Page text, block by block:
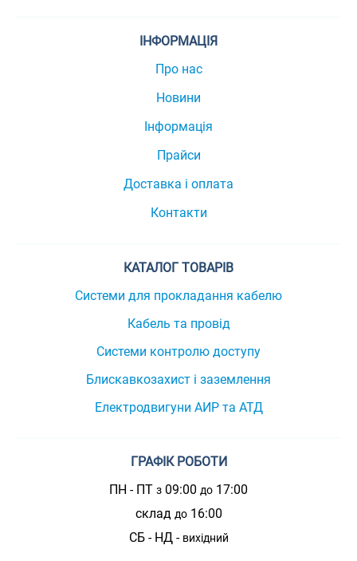
ІНФОРМАЦІЯ
Про нас
Новини
Інформація
Прайси
Доставка і оплата
Контакти
КАТАЛОГ ТОВАРІВ
Системи для прокладання кабелю
Кабель та провід
Системи контролю доступу
Блискавкозахист і заземлення
Електродвигуни АИР та АТД
ГРАФІК РОБОТИ
ПН - ПТ з 09:00 до 17:00
склад до16:00
СБ - НД - вихідний